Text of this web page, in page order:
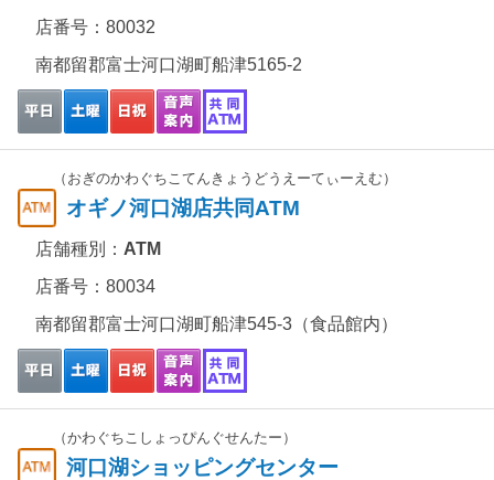
店番号：80032
南都留郡富士河口湖町船津5165-2
（おぎのかわぐちこてんきょうどうえーてぃーえむ）
オギノ河口湖店共同ATM
店舗種別： ATM
店番号：80034
南都留郡富士河口湖町船津545-3（食品館内）
（かわぐちこしょっぴんぐせんたー）
河口湖ショッピングセンター